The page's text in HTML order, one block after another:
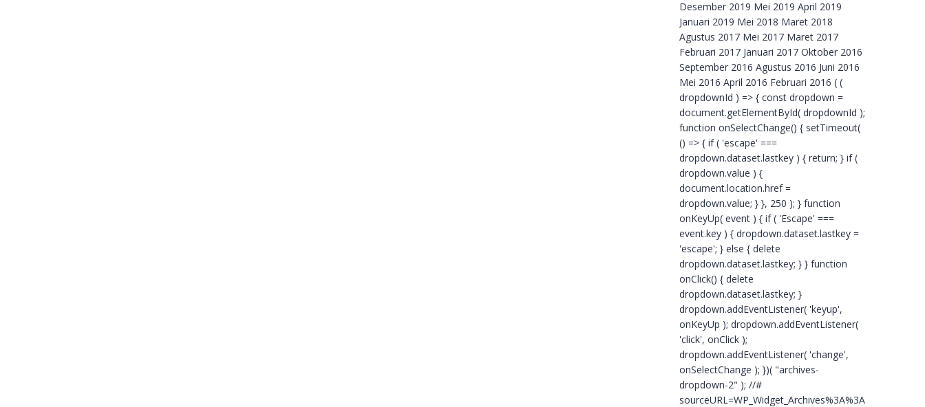
Desember 2019 Mei 2019 April 2019
Januari 2019 Mei 2018 Maret 2018
Agustus 2017 Mei 2017 Maret 2017
Februari 2017 Januari 2017 Oktober 2016
September 2016 Agustus 2016 Juni 2016
Mei 2016 April 2016 Februari 2016 ( (
dropdownId ) => { const dropdown =
document.getElementById( dropdownId );
function onSelectChange() { setTimeout(
() => { if ( 'escape' ===
dropdown.dataset.lastkey ) { return; } if (
dropdown.value ) {
document.location.href =
dropdown.value; } }, 250 ); } function
onKeyUp( event ) { if ( 'Escape' ===
event.key ) { dropdown.dataset.lastkey =
'escape'; } else { delete
dropdown.dataset.lastkey; } } function
onClick() { delete
dropdown.dataset.lastkey; }
dropdown.addEventListener( 'keyup',
onKeyUp ); dropdown.addEventListener(
'click', onClick );
dropdown.addEventListener( 'change',
onSelectChange ); })( "archives-
dropdown-2" ); //#
sourceURL=WP_Widget_Archives%3A%3Awidget